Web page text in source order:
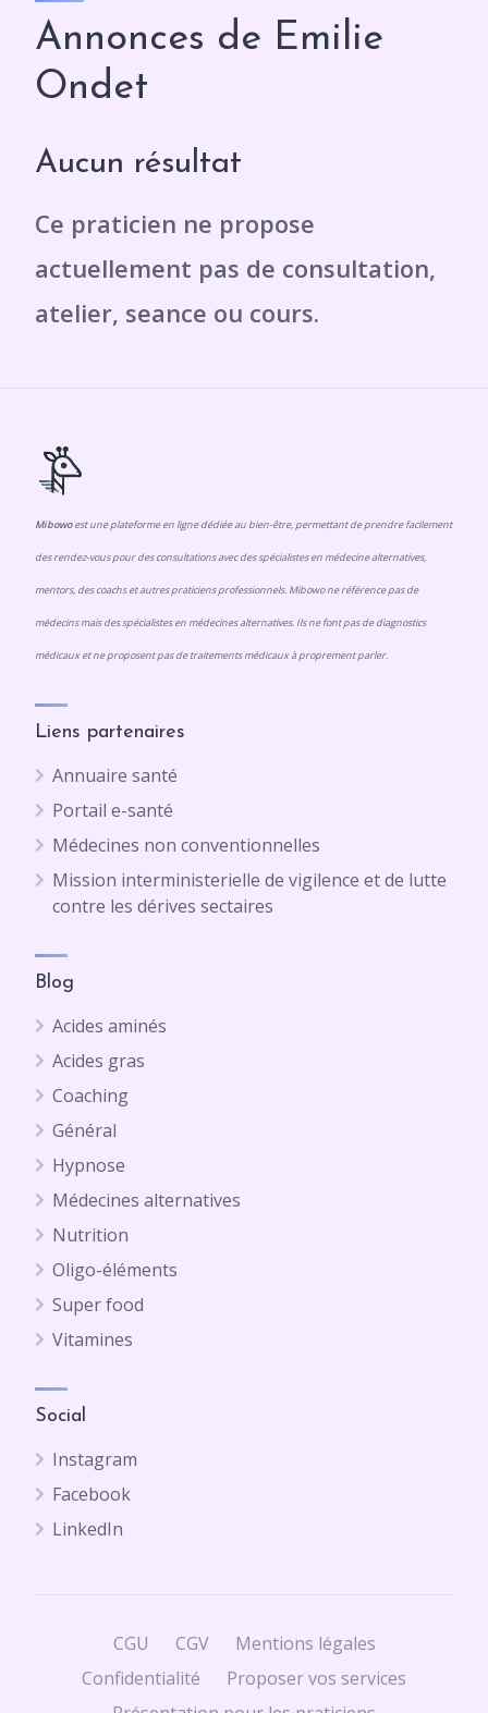
Annonces de Emilie
Ondet
Aucun résultat
Mibowoest une plateforme en ligne dédiée au bien-être, permettant de prendre facilement
des rendez-vous pour des consultations avec des spécialistes en médecine alternatives,
mentors, des coachs et autres praticiens professionnels. Mibowo ne référence pas de
médecins mais des spécialistes en médecines alternatives. Ils ne font pas de diagnostics
médicaux et ne proposent pas de traitements médicaux à proprement parler.
Liens partenaires
Annuaire santé
Portail e-santé
Médecines non conventionnelles
Mission interministerielle de vigilence et de lutte
contre les dérives sectaires
Blog
Acides aminés
Acides gras
Coaching
Général
Hypnose
Médecines alternatives
Nutrition
Oligo-éléments
Super food
Vitamines
Social
Instagram
Facebook
LinkedIn
CGU CGV
Mentions légales
Confidentialité
Proposer vos services